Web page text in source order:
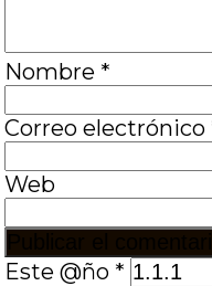
Nombre *
Correo electrónico
Web
Este @ño *